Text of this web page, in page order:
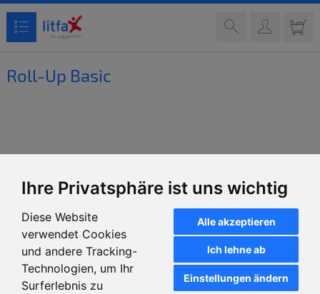
Ihre Privatsphäre ist uns wichtig
Diese Website
verwendet Cookies
und andere Tracking-
Technologien, um Ihr
Surferlebnis zu
Alle akzeptieren
Ich lehne ab
Einstellungen ändern
Roll-Up Basic